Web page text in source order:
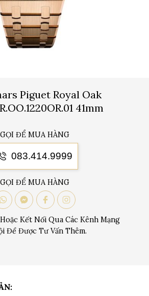
Piguet Royal Oak
41mm
GỌI ĐỂ MUA HÀNG
083.414.9999
GỌI ĐỂ MUA HÀNG
Kết Nối Qua Các Kênh Mạng
Để Được Tư Vấn Thêm.